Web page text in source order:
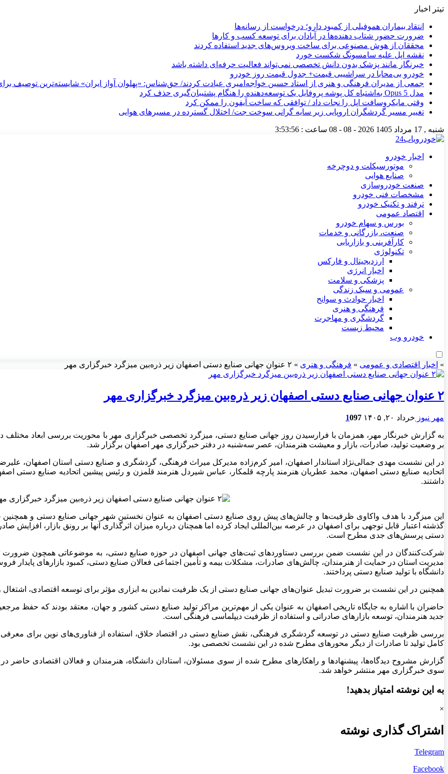
تیتر اخبار
انتقاد بیماران هموفیلی از کمبود دارو؛ درخواست از رسانه‌ها
ضرورت حضور شتاب ‌دهنده‌ها در آبادان برای توسعه کسب‌ و کارها
محققان از هوش مصنوعی برای ساخت ویروس‌های جدید استفاده کردند
نقشه اپل علیه سامسونگ شکست خورد
خبرنگار مانند پزشک بدون دانش تخصصی نمی‌تواند فعالیت حرفه‌ای داشته باشد
خودرو بی‌محابا در سراشیبی قیمت+ جدول قیمت روز خودرو
جمعی از مدیران فرهنگی و هنری از استاد حسین خواجه‌امیری عیادت کردند/ حق‌شناس: «پهلوان آواز ایران» شایسته‌ترین توصیف
مدل Opus 5 به‌اشتباه کل پوشه پروفایل یک توسعه‌دهنده را هنگام پشتیبان‌گیری حذف کرد
وقتی مایکروسافت اپل را نجات داد / توافقی که ساخت آیفون را ممکن کرد
تغییر مسیر گردشگران اروپایی زیر سایه گرانی سوخت جت/ اختلال گسترده در مسیرهای هوایی
شنبه , 17 مرداد 1405 2026 - 08 - 08 ساعت : 3:53:57
اخبار خودرو
موتورسیکلت و دوچرخه
صنایع هوایی
صنعت خودروسازی
مشخصات فنی خودرو
ترفند و تکنیک خودرو
اقتصاد عمومی
بورس و سهام خودرو
صنعت، بازرگانی و خدمات
کارآفرینی و بازاریابی
تکنولوژی
ارزدیجیتال و فارکس
اخبار انرژی
پزشکی و سلامت
عمومی و سبک زندگی
اخبار حوادث و سوانح
فرهنگی و هنری
گردشگری و مهاجرت
محیط زیست
خودرو وب
» اخبار اقتصادی و عمومی » فرهنگی و هنری » ۲ عنوان جهانی صنایع دستی اصفهان زیر ذره‌بین میزگرد خبرگزاری مهر
۲ عنوان جهانی صنایع دستی اصفهان زیر ذره‌بین میزگرد خبرگزاری مهر
مهر نیوز خرداد ۲۰, ۱۴۰۵ 1097
به گزارش خبرنگار مهر، همزمان با فرارسیدن روز جهانی صنایع دستی، میزگرد تخصصی خبرگزاری مهر با محوریت بررسی ابعاد مختلف دو
بر وضعیت تولید، صادرات، بازار و معیشت هنرمندان، عصر سه‌شنبه در دفتر خبرگزاری مهر اصفهان برگزار شد.
در این نشست مهدی جمالی‌نژاد استاندار اصفهان، امیر کرم‌زاده مدیرکل میراث فرهنگی، گردشگری و صنایع دستی استان اصفهان،
اتحادیه صنایع دستی اصفهان، محمد عطریان هنرمند پارچه قلمکار، عباس شیردل هنرمند قلمزن و رئیس پیشین اتحادیه صنایع دستی
داشتند.
این میزگرد با هدف واکاوی ظرفیت‌ها و چالش‌های پیش روی صنایع دستی اصفهان به عنوان نخستین شهر جهانی صنایع دستی و
گذشته اعتبار قابل توجهی برای اصفهان در عرصه بین‌المللی ایجاد کرده اما همچنان درباره میزان اثرگذاری آنها بر رونق بازار،
دستی پرسش‌های جدی مطرح است.
شرکت‌کنندگان در این نشست ضمن بررسی دستاوردهای ثبت‌های جهانی اصفهان در حوزه صنایع دستی، به موضوعاتی همچون ضرورت
مدیریت استان در حمایت از هنرمندان، چالش‌های صادرات، مشکلات بیمه و تأمین اجتماعی فعالان صنایع دستی، کمبود بازارهای پایدار
دانشگاه با تولید صنایع دستی پرداختند.
همچنین در این نشست بر ضرورت تبدیل عنوان‌های جهانی صنایع دستی از یک ظرفیت نمادین به ابزاری مؤثر برای توسعه اقتصادی، اشتغال
حاضران با اشاره به جایگاه تاریخی اصفهان به عنوان یکی از مهم‌ترین مراکز تولید صنایع دستی کشور و جهان، معتقد بودند که حفظ
جدید هنرمندان، توسعه بازارهای صادراتی و استفاده از ظرفیت دیپلماسی فرهنگی است.
بررسی ظرفیت صنایع دستی در توسعه گردشگری فرهنگی، نقش صنایع دستی در اقتصاد خلاق، استفاده از فناوری‌های نوین برای
کامل تولید تا صادرات از دیگر محورهای مطرح شده در این نشست تخصصی بود.
گزارش مشروح دیدگاه‌ها، پیشنهادها و راهکارهای مطرح شده از سوی مسئولان، استادان دانشگاه، هنرمندان و فعالان اقتصادی حاضر
سوی خبرگزاری مهر منتشر خواهد شد.
به این نوشته امتیاز بدهید!
×
اشتراک گذاری نوشته
Telegram
Facebook